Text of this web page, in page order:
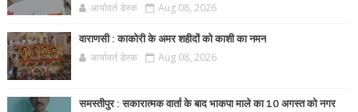
आर्यावर्त डेस्क Aug 08, 2026
वाराणसी : काकोरी के अमर शहीदों को काशी का नमन
आर्यावर्त डेस्क Aug 08, 2026
समस्तीपुर : सकारात्मक वार्ता के बाद भाकपा माले का 10 अगस्त को नगर